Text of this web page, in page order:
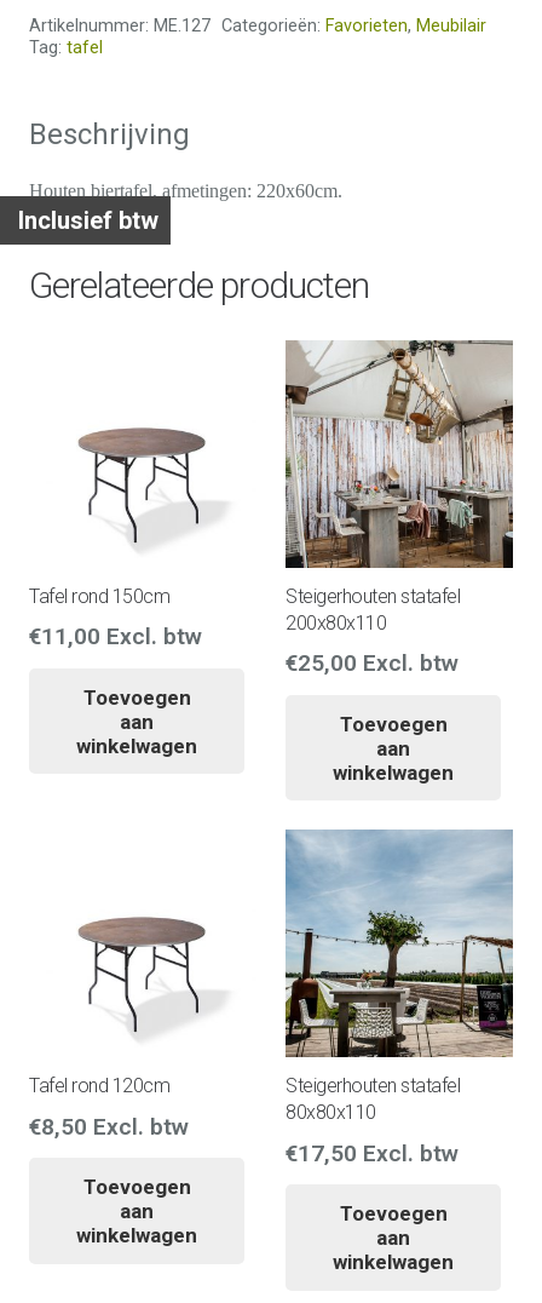
Inclusief btw
hout
aantal
Artikelnummer: ME.127 Categorieën: Favorieten, Meubilair
Tag: tafel
Beschrijving
Houten biertafel, afmetingen: 220x60cm.
Gerelateerde producten
Tafel rond 150cm
€11,00 Excl. btw
Toevoegen
aan
winkelwagen
Steigerhouten statafel
200x80x110
€25,00 Excl. btw
Toevoegen
aan
winkelwagen
Tafel rond 120cm
€8,50 Excl. btw
Toevoegen
aan
winkelwagen
Steigerhouten statafel
80x80x110
€17,50 Excl. btw
Toevoegen
aan
winkelwagen